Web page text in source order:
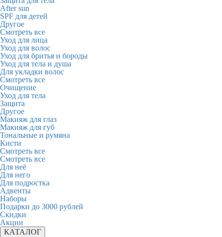
After sun
SPF для детей
Другое
Смотреть все
Уход для лица
Уход для волос
Уход для бритья и бороды
Уход для тела и душа
Для укладки волос
Смотреть все
Очищение
Уход для тела
Защита
Другое
Макияж для глаз
Макияж для губ
Тональные и румяна
Кисти
Смотреть все
Смотреть все
Для неё
Для него
Для подростка
Адвенты
Наборы
Подарки до 3000 рублей
Скидки
Акции
КАТАЛОГ